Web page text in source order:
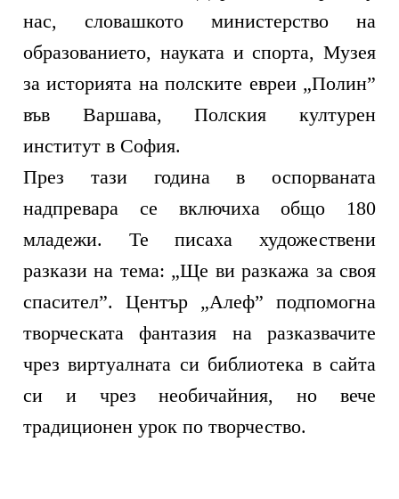
нас, словашкото министерство на
образованието, науката и спорта, Музея
за историята на полските евреи „Полин”
във Варшава, Полския културен
институт в София.
През тази година в оспорваната
надпревара се включиха общо 180
младежи. Те писаха художествени
разкази на тема: „Ще ви разкажа за своя
спасител”. Център „Алеф” подпомогна
творческата фантазия на разказвачите
чрез виртуалната си библиотека в сайта
си и чрез необичайния, но вече
традиционен урок по творчество.